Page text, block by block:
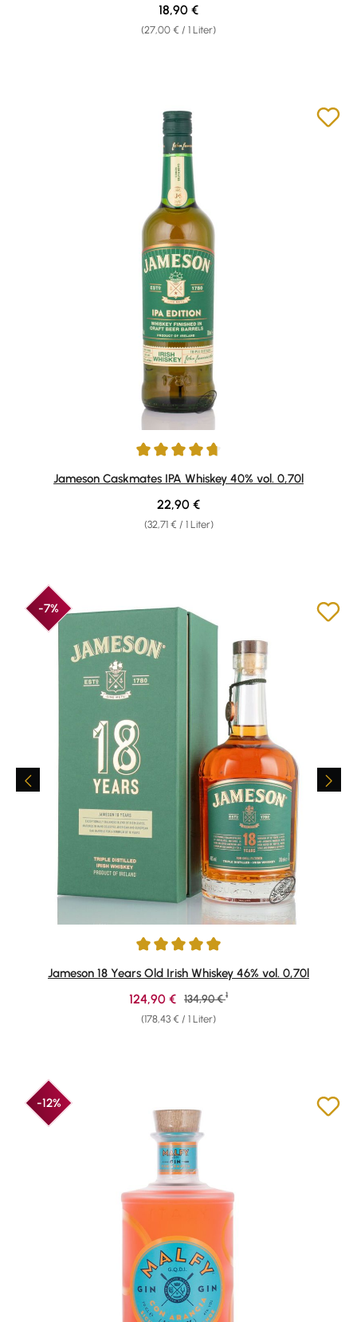
(27,00 € / 1 Liter)
Regulärer Preis:
18,90 €
Durchschnittliche Bewertung von 4.71 von 5 Sternen
Jameson Caskmates IPA Whiskey 40% vol. 0,70l
(32,71 € / 1 Liter)
Regulärer Preis:
22,90 €
-7%
Durchschnittliche Bewertung von 4.91 von 5 Sternen
Jameson 18 Years Old Irish Whiskey 46% vol. 0,70l
(178,43 € / 1 Liter)
Verkaufspreis:
124,90 € Regulärer Preis:
134,90 € 1
-12%